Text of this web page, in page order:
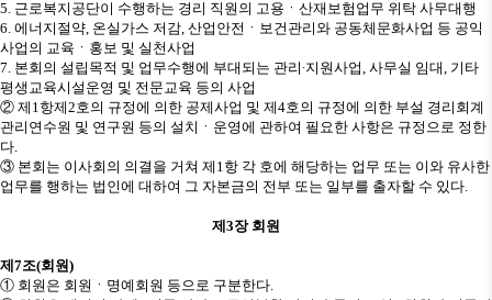
5. 근로복지공단이 수행하는 경리 직원의 고용 ㆍ 산재보험업무 위탁 사무대행
6. 에너지절약, 온실가스 저감, 산업안전 ㆍ 보건관리와 공동체문화사업 등 공익
사업의 교육 ㆍ 홍보 및 실천사업
7. 본회의 설립목적 및 업무수행에 부대되는 관리 ∙지원사업, 사무실 임대, 기타
평생교육시설운영 및 전문교육 등의 사업
② 제 1항제2호의 규정에 의한 공제사업 및 제4호의 규정에 의한 부설 경리회계
관리연수원 및 연구원 등의 설치 ㆍ 운영에 관하여 필요한 사항은 규정으로 정한
다.
③ 본회는 이사회의 의결을 거쳐 제 1항 각 호에 해당하는 업무 또는 이와 유사한
업무를 행하는 법인에 대하여 그 자본금의 전부 또는 일부를 출자할 수 있다.
제 3장 회원
제 7조(회원)
① 회원은 회원 ㆍ 명예회원 등으로 구분한다.